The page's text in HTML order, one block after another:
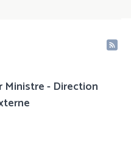
Ministre - Direction